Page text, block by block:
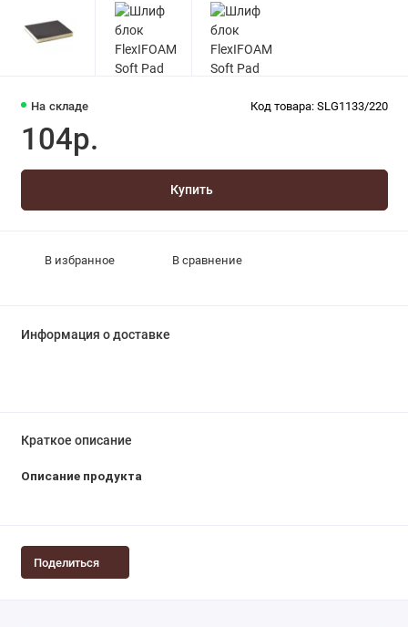
На складе Код товара: SLG1133/220
104р.
Купить
В избранное В сравнение
Информация о доставке
Краткое описание
Описание продукта
Поделиться